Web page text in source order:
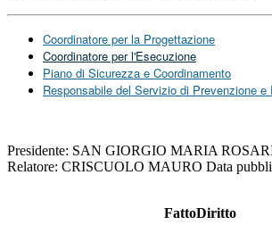
Coordinatore per la Progettazione
Coordinatore per l'Esecuzione
Piano di Sicurezza e Coordinamento
Responsabile del Servizio di Prevenzione e
Presidente: SAN GIORGIO MARIA
Relatore: CRISCUOLO MAURO Data
FattoDiritto